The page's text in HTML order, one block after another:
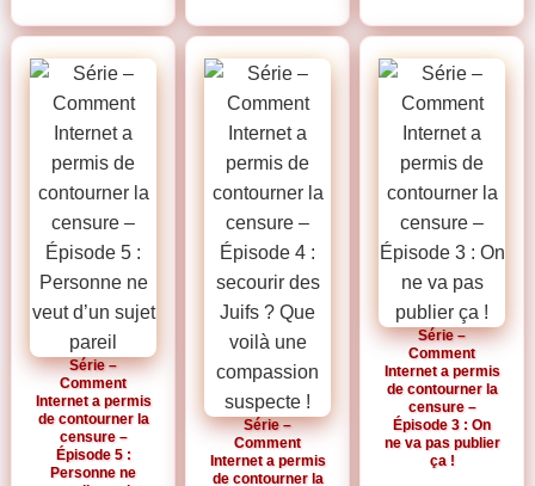
Série –
Comment
Internet a permis
de contourner la
censure –
Épisode 5 :
Personne ne
Série –
Comment
Internet a permis
de contourner la
Série –
Comment
Internet a permis
de contourner la
censure –
Épisode 3 : On
ne va pas publier
ça !